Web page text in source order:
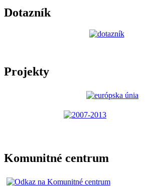
Dotazník
Projekty
Komunitné centrum